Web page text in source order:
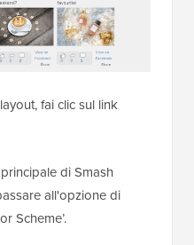
fai clic sul link
di Smash
all'opzione di
Scheme’.